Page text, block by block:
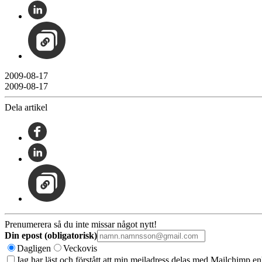
2009-08-17
2009-08-17
Dela artikel
Prenumerera så du inte missar något nytt!
Din epost (obligatorisk)
Dagligen
Veckovis
Jag har läst och förstått att min mejladress delas med Mailchimp